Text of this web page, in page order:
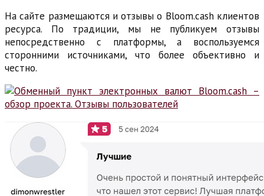
На сайте размещаются и отзывы о Bloom.cash клиентов
ресурса. По традиции, мы не публикуем отзывы
непосредственно с платформы, а воспользуемся
сторонними источниками, что более объективно и
честно.